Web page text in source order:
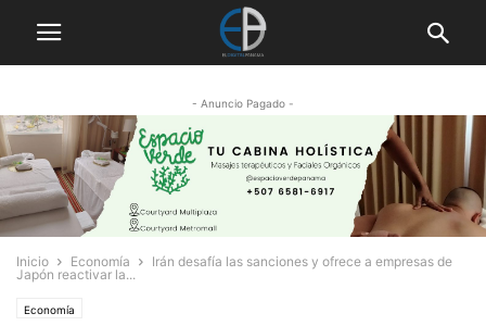
- Anuncio Pagado -
Inicio Economía
Irán desafía las sanciones y ofrece a empresas de
Japón reactivar la...
Economía